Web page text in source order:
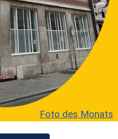
Foto des Monats